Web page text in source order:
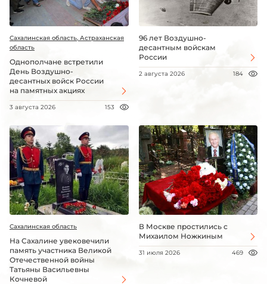
Сахалинская область, Астраханская
область
Однополчане встретили
День Воздушно-
десантных войск России
на памятных акциях
3 августа 2026 153
96 лет Воздушно-
десантным войскам
России
2 августа 2026 184
Сахалинская область
На Сахалине увековечили
память участника Великой
Отечественной войны
Татьяны Васильевны
Кочневой
В Москве простились с
Михаилом Ножкиным
31 июля 2026 469